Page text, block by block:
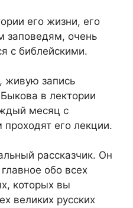
его жизни, его
заповедям, очень
с библейскими.
живую запись
в лектории
месяц с
его лекции.
рассказчик. Он
обо всех
которых вы
великих русских